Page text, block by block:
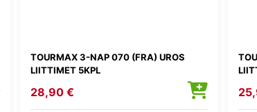
TOURMAX 3-NAP 070 (FRA) UROS
LIITTIMET 5KPL
28,90 €